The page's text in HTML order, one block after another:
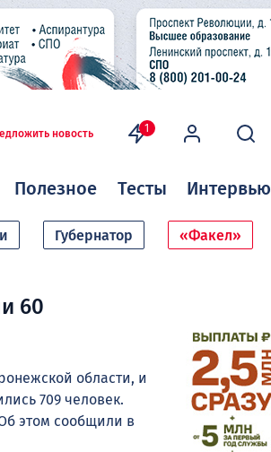
новость 1
Полезное Тесты Интервью
Губернатор «Факел»
60
области, и
709 человек.
этом сообщили в